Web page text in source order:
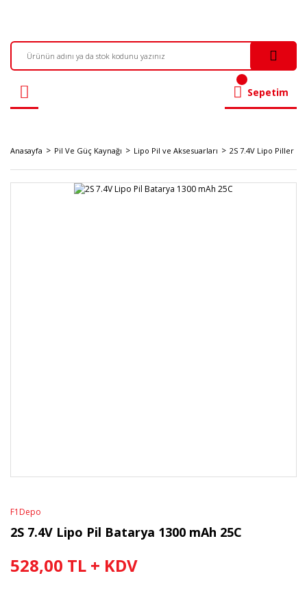
Sepetim
Anasayfa Pil Ve Güç Kaynağı Lipo Pil ve Aksesuarları 2S 7.4V Lipo Piller
F1Depo
2S 7.4V Lipo Pil Batarya 1300 mAh 25C
528,00 TL + KDV